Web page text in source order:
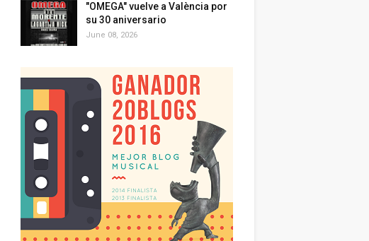
"OMEGA" vuelve a València por
su 30 aniversario
June 08, 2026